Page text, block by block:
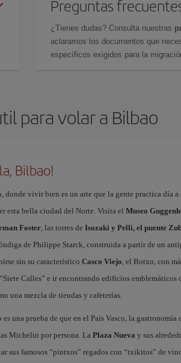
Preguntas
¿Tienes dudas? Consulta nuestras
aclaramos los documentos que
específicos exigidos para la
para volar a Bilbao
Bilbao!
donde vivir bien es un arte que la gente practica día a
esta bella ciudad del Norte. Visita el Museo
Foster, las torres de Isozaki y Pelli, el puente
de Philippe Starck, construida a partir de un
sin su característico Casco Viejo , el Botxo, con
Calles” e ir encontrando edificios emblemáticos
una mezcla de tiendas y cafeterías.
una prueba de que en el País Vasco, la
Michelin por persona. La Plaza Nueva y sus
sus famosos “pintxos” regados con “txikitos” de